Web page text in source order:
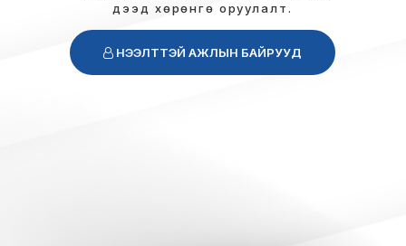
дээд хөрөнгө оруулалт.
НЭЭЛТТЭЙ АЖЛЫН БАЙРУУД